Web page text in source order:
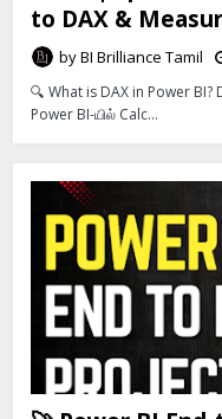
to DAX &
byBI Brilliance Tamil
🔍 What is DAX in Power BI?
Power BI-யில் Calc…